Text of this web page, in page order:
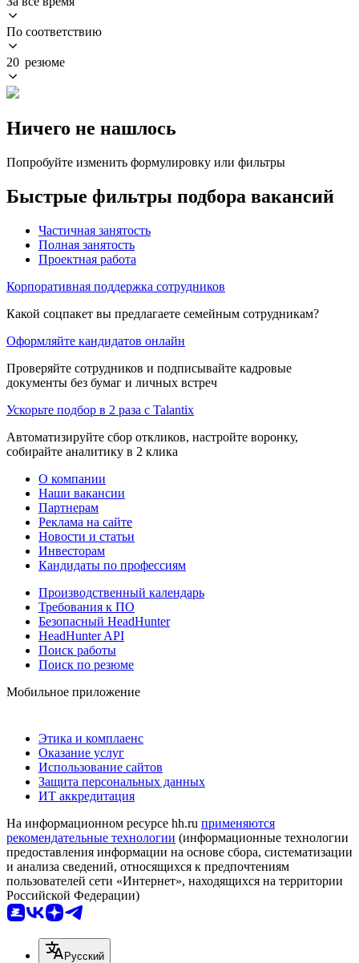
По соответствию
20 резюме
Ничего не нашлось
Попробуйте изменить формулировку или фильтры
Быстрые фильтры подбора вакансий
Частичная занятость
Полная занятость
Проектная работа
Корпоративная поддержка сотрудников
Какой соцпакет вы предлагаете семейным сотрудникам?
Оформляйте кандидатов онлайн
Проверяйте сотрудников и подписывайте кадровые
документы без бумаг и личных встреч
Ускорьте подбор в 2 раза с Talantix
Автоматизируйте сбор откликов, настройте воронку,
собирайте аналитику в 2 клика
О компании
Наши вакансии
Партнерам
Реклама на сайте
Новости и статьи
Инвесторам
Кандидаты по профессиям
Производственный календарь
Требования к ПО
Безопасный HeadHunter
HeadHunter API
Поиск работы
Поиск по резюме
Мобильное приложение
Этика и комплаенс
Оказание услуг
Использование сайтов
Защита персональных данных
ИТ аккредитация
На информационном ресурсе hh.ru применяются
рекомендательные технологии (информационные технологии
предоставления информации на основе сбора, систематизации
и анализа сведений, относящихся к предпочтениям
пользователей сети «Интернет», находящихся на территории
Российской Федерации)
Русский